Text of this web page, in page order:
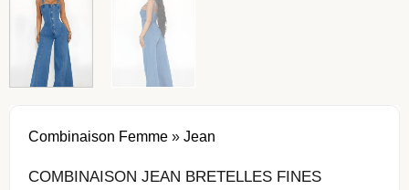
Combinaison Femme »Jean
COMBINAISON JEAN BRETELLES FINES